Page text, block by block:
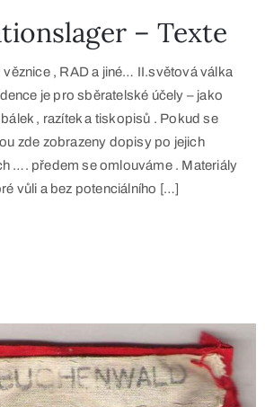
– Texte
, RAD a jiné… II.světová válka
je pro sběratelské účely – jako
, razítek a tiskopisů . Pokud se
zde zobrazeny dopisy po jejich
…. předem se omlouváme . Materiály
vůli a bez potenciálního […]